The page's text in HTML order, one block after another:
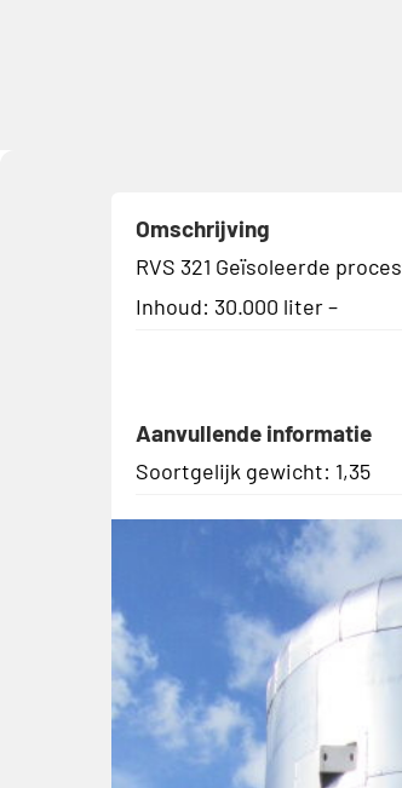
Omschrijving
RVS 321 Geïsoleerde
Inhoud: 30.000 liter –
Aanvullende informatie
Soortgelijk gewicht: 1,35